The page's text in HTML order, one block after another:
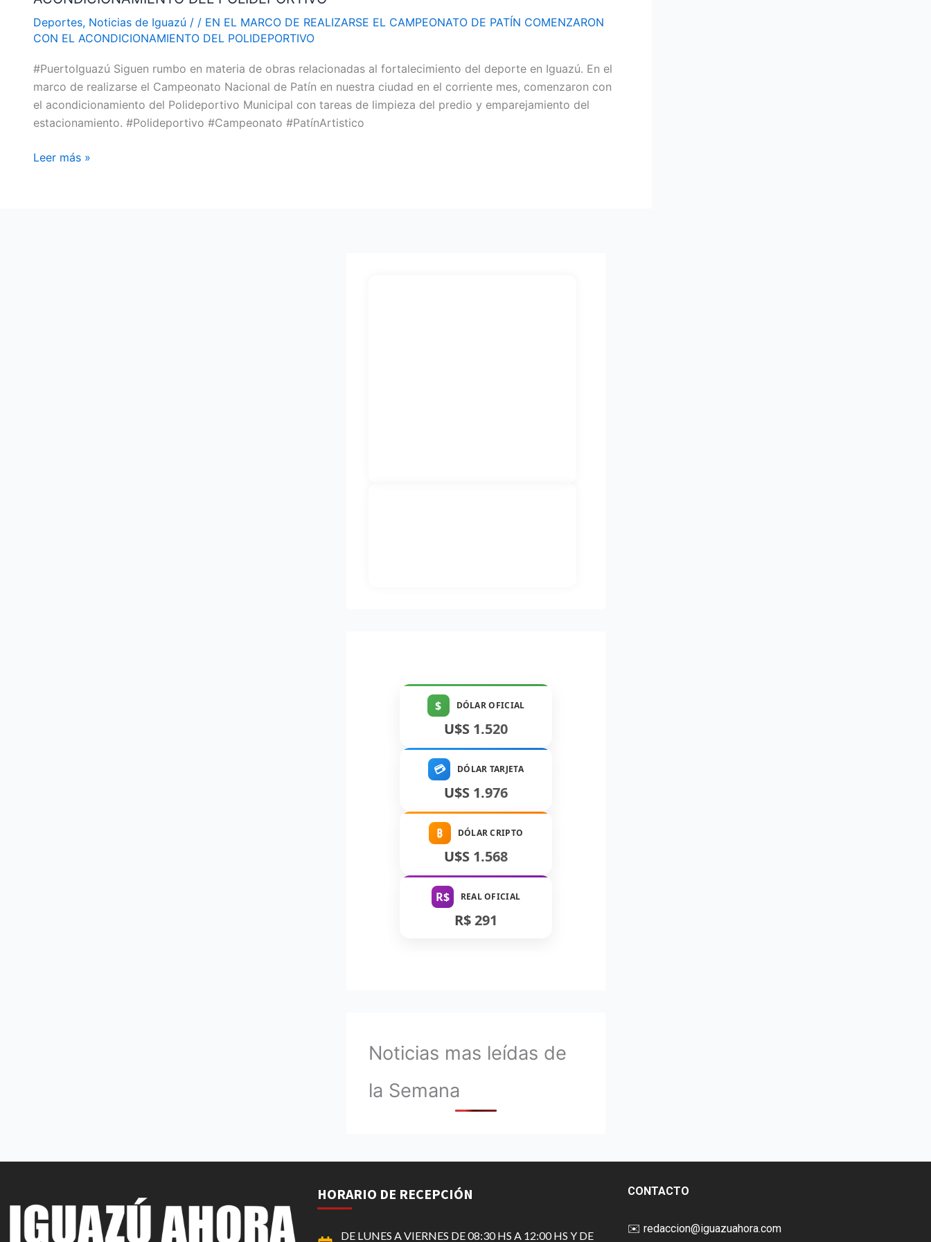
Deportes, Noticias de Iguazú / / EN EL MARCO DE REALIZARSE EL CAMPEONATO DE PATÍN COMENZARON
CON EL ACONDICIONAMIENTO DEL POLIDEPORTIVO
#PuertoIguazú Siguen rumbo en materia de obras relacionadas al fortalecimiento del deporte en Iguazú. En el
marco de realizarse el Campeonato Nacional de Patín en nuestra ciudad en el corriente mes, comenzaron con
el acondicionamiento del Polideportivo Municipal con tareas de limpieza del predio y emparejamiento del
estacionamiento. #Polideportivo #Campeonato #PatínArtistico
REALIZARSE
EL
DE
PATÍN
COMENZARON
CON
ACONDICIONAMIENTO
Leer más »
$ DÓLAR OFICIAL
U$S 1.520
💳 DÓLAR TARJETA
U$S 1.976
₿ DÓLAR CRIPTO
U$S 1.568
R$ REAL OFICIAL
R$ 291
Noticias mas leídas de
la Semana
HORARIO DE RECEPCIÓN
DE LUNES A VIERNES DE 08:30 HS A 12:00 HS Y DE
CONTACTO
✉️ redaccion@iguazuahora.com